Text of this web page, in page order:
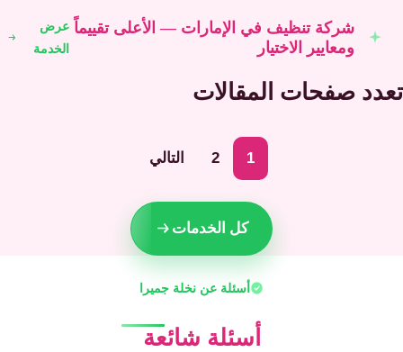
شركة تنظيف في الإمارات — الأعلى تقييماً
ومعايير الاختيار
عرض
الخدمة
تعدد صفحات المقالات
1
2 التالي
كل الخدمات
أسئلة عن نخلة جميرا
أسئلة شائعة